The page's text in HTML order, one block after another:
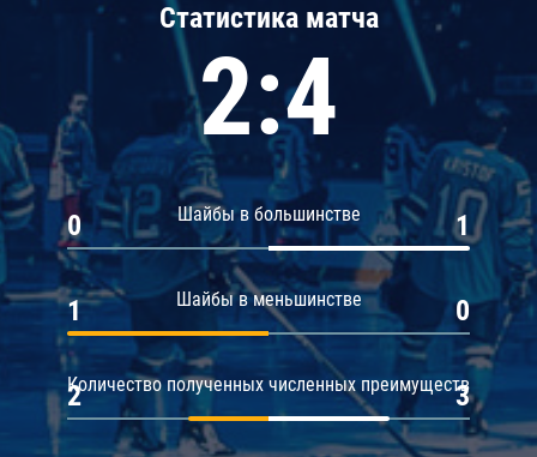
Статистика матча
2:4
Шайбы в большинстве
0 1
Шайбы в меньшинстве
1 0
Количество полученных численных преимуществ
2 3